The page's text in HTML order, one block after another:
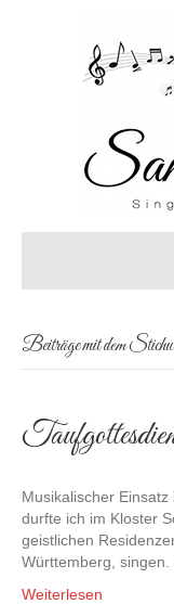
Beiträge mit dem
Musikalischer
durfte ich im Kloster
geistlichen
Württemberg,
Weiterlesen